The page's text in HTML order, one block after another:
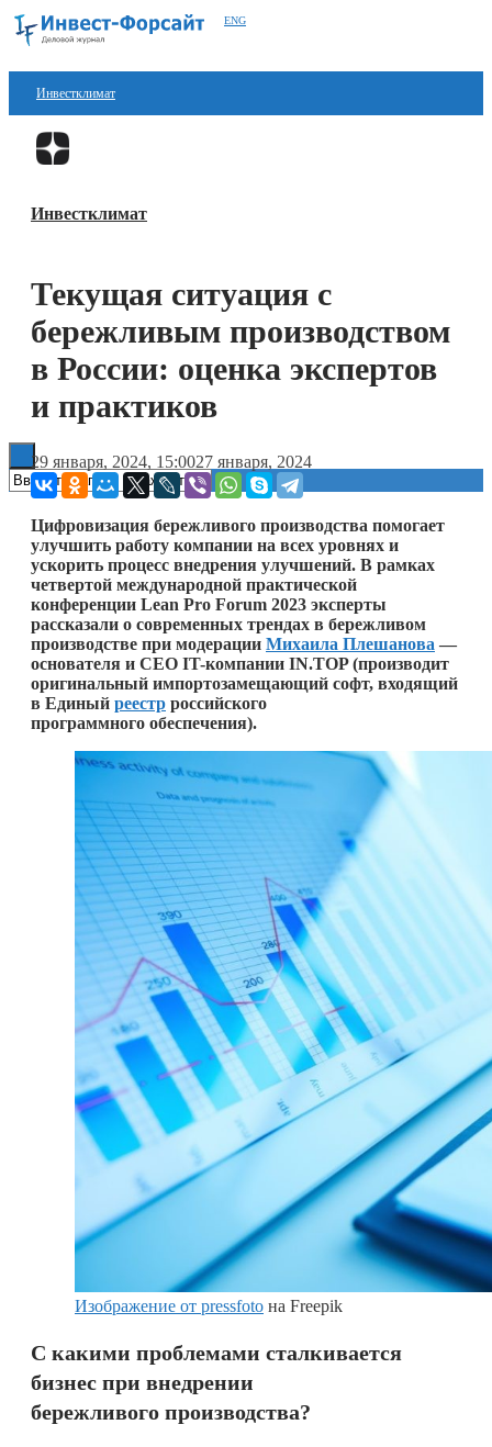
ENG
Инвестклимат
Финансы
Блокчейн
Технологии
ESG
Книги
Инвестклимат
Текущая ситуация с
бережливым производством
в России: оценка экспертов
и практиков
29 января, 2024, 15:0027 января, 2024
Цифровизация бережливого производства помогает
улучшить работу компании на всех уровнях и
ускорить процесс внедрения улучшений. В рамках
четвертой международной практической
конференции Lean Pro Forum 2023 эксперты
рассказали о современных трендах в бережливом
производстве при модерации Михаила Плешанова —
основателя и CEO IT-компании IN.TOP (производит
оригинальный импортозамещающий софт, входящий
в Единый реестр российского
программного обеспечения).
Изображение от pressfoto на Freepik
С какими проблемами сталкивается
бизнес при внедрении
бережливого производства?